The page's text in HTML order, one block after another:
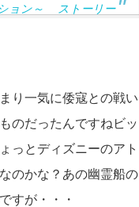
ョン～ ストーリー
り一気に倭寇との戦い
のだったんですねビッ
っとディズニーのアト
のかな？あの幽霊船の
すが・・・